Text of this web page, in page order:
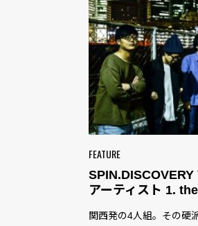
FEATURE
アーティスト 1.
関西発の4人組。その硬